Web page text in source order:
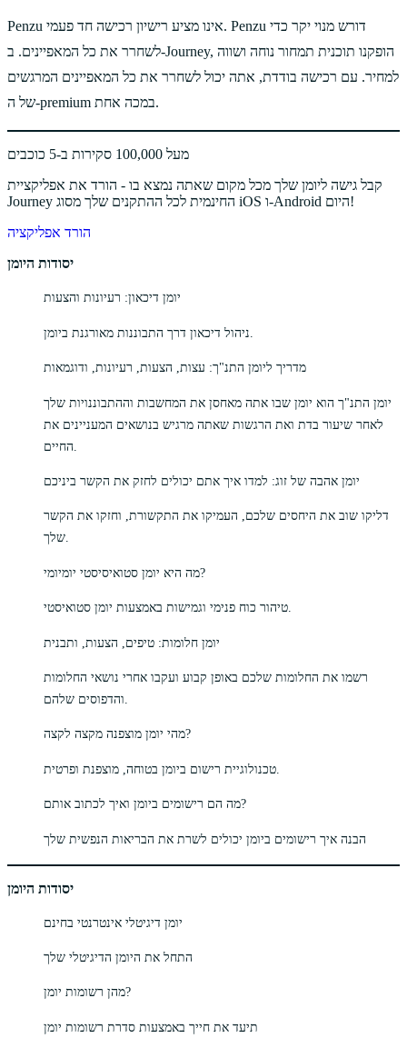
Penzu אינו מציע רישיון רכישה חד פעמי. Penzu דורש מנוי יקר כדי
לשחרר את כל המאפיינים. ב-Journey, הופקנו תוכנית תמחור נוחה ושווה
למחיר. עם רכישה בודדת, אתה יכול לשחרר את כל המאפיינים המרגשים
של ה-premium במכה אחת.
מעל 100,000 סקירות ב-5 כוכבים
קבל גישה ליומן שלך מכל מקום שאתה נמצא בו - הורד את אפליקציית
Journey החינמית לכל ההתקנים שלך מסוג iOS ו-Android היום!
הורד אפליקציה
יסודות היומן
יומן דיכאון: רעיונות והצעות
מדריך ליומן התנ"ך: עצות, הצעות, רעיונות, ודוגמאות
יומן התנ"ך הוא יומן שבו אתה מאחסן את המחשבות וההתבוננויות שלך
לאחר שיעור בדת ואת הרגשות שאתה מרגיש בנושאים המעניינים את
יומן אהבה של זוג: למדו איך אתם יכולים לחזק את הקשר ביניכם
דליקו שוב את היחסים שלכם, העמיקו את התקשורת, וחזקו את הקשר
שלך.
מה היא יומן סטואיסיסטי יומיומי?
יומן חלומות: טיפים, הצעות, ותבנית
רשמו את החלומות שלכם באופן קבוע ועקבו אחרי נושאי החלומות
מהי יומן מוצפנה מקצה לקצה?
מה הם רישומים ביומן ואיך לכתוב אותם?
הבנה איך רישומים ביומן יכולים לשרת את הבריאות הנפשית שלך
יסודות היומן
יומן דיגיטלי אינטרנטי בחינם
התחל את היומן הדיגיטלי שלך
מהן רשומות יומן?
תיעד את חייך באמצעות סדרת רשומות יומן